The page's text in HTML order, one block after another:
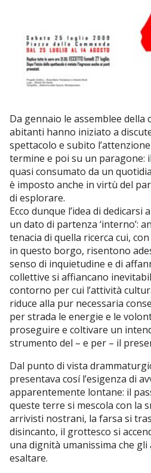
Da gennaio le assemblee della
abitanti hanno iniziato a
spettacolo e subito
termine e poi su un paragone:
quasi consumato da un
è imposto anche in virtù del
di esplorare.
Ecco dunque l’idea di dedicarsi
un dato di partenza ‘interno’:
tenacia di quella ricerca cui,
in questo borgo, risentono
senso di inquietudine e di
collettive si affiancano
contorno per cui l’attività
riduce alla pur necessaria
per strada le energie e le
proseguire e coltivare un
strumento del – e per – il
Dal punto di vista
presentava cosí l’esigenza di
apparentemente lontane: il
queste terre si mescola con la
arrivisti nostrani, la farsa si
disincanto, il grottesco si
una dignità umanissima che
esaltare.